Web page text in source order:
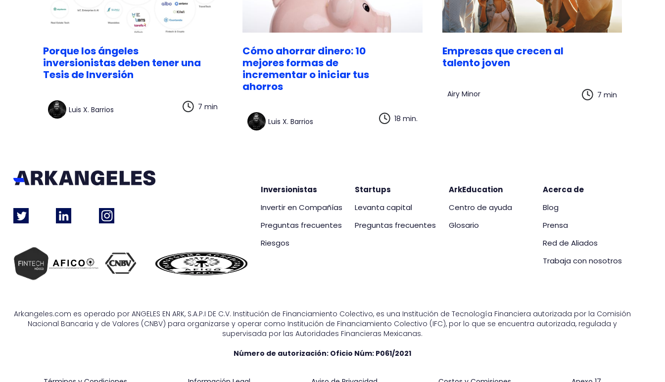
Porque los ángeles
inversionistas deben tener una
Tesis de Inversión
Luis X. Barrios 7 min
Cómo ahorrar dinero: 10
mejores formas de
incrementar o iniciar tus
ahorros
Luis X. Barrios 18 min.
Empresas que crecen al
talento joven
Airy Minor 7 min
Inversionistas
Invertir en Compañías
Preguntas frecuentes
Riesgos
Startups
Levanta capital
Preguntas frecuentes
ArkEducation
Centro de ayuda
Glosario
Acerca de
Blog
Prensa
Red de Aliados
Trabaja con nosotros
Arkangeles.com es operado por ANGELES EN ARK, S.A.P.I DE C.V. Institución de Financiamiento Colectivo, es una Institución de Tecnología Financiera autorizada por la Comisión
Nacional Bancaria y de Valores (CNBV) para organizarse y operar como Institución de Financiamiento Colectivo (IFC), por lo que se encuentra autorizada, regulada y
supervisada por las Autoridades Financieras Mexicanas.
Número de autorización: Oficio Núm: P061/2021